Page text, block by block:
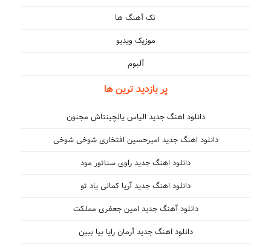
تک آهنگ ها
موزیک ویدیو
آلبوم
پر بازدید ترین ها
دانلود اهنگ جدید الیاس یالچینتاش مجنون
دانلود اهنگ جدید امیرحسین افتخاری شوخی شوخی
دانلود اهنگ جدید راوی سناتور مود
دانلود اهنگ جدید آریا کمالی یاد تو
دانلود آهنگ جدید امین جعفری مملکت
دانلود اهنگ جدید آرمان رایا بیا ببین